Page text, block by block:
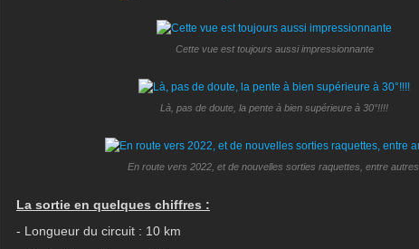
Cette vue est toujours aussi impressionnante
Là, pas de doute, la pente à bien supérieure à 30°!!!!
En route vers 2022, et de nouvelles sorties raquettes, entre autres.
La sortie en quelques chiffres :
- Longueur du circuit : 10 km